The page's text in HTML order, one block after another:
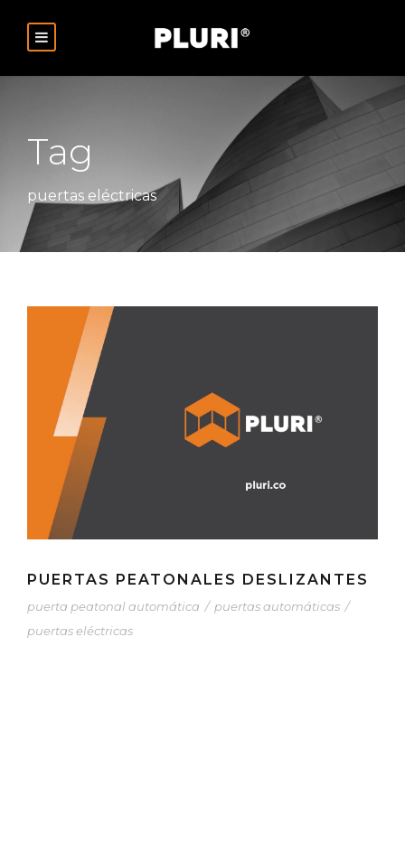
Tag
puertas eléctricas
PUERTAS PEATONALES DESLIZANTES
puerta peatonal automática / puertas automáticas /
puertas eléctricas